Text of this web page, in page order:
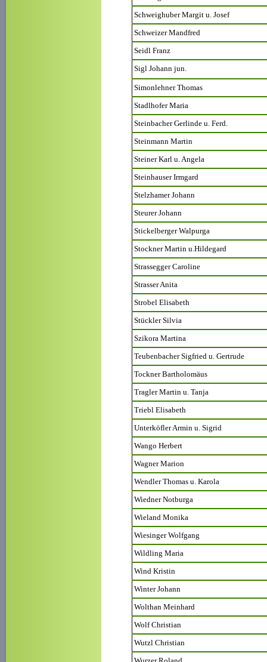
Schweighuber Margit u. Josef
Schweizer Mandfred
Seidl Franz
Sigl Johann jun.
Simonlehner Thomas
Stadlhofer Maria
Steinbacher Gerlinde u. Ferd.
Steinmann Martin
Steiner Karl u. Angela
Steinhauser Irmgard
Stelzhamer Johann
Steurer Johann
Stickelberger Walpurga
Stockner Martin u.Hildegard
Strassegger Caroline
Strasser Anita
Strobel Elisabeth
Stückler Silvia
Szikora Martina
Teubenbacher Sigfried u. Gertrude
Tockner Bartholomäus
Tragler Martin u. Tanja
Triebl Elisabeth
Unterköfler Armin u. Sigrid
Wango Herbert
Wagner Marion
Wendler Thomas u. Karola
Wiedner Notburga
Wieland Monika
Wiesinger Wolfgang
Wildling Maria
Wind Kristin
Winter Johann
Wolthan Meinhard
Wolf Christian
Wutzl Christian